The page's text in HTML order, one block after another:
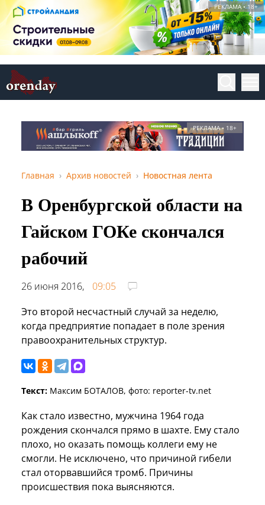
РЕКЛАМА • 18+
РЕКЛАМА • 18+
Главная Архив новостей Новостная лента
В Оренбургской области на
Гайском ГОКе скончался
рабочий
26 июня 2016,
09:05
Это второй несчастный случай за неделю,
когда предприятие попадает в поле зрения
правоохранительных структур.
Текст: Максим БОТАЛОВ, фото: reporter-tv.net
Как стало известно, мужчина 1964 года
рождения скончался прямо в шахте. Ему стало
плохо, но оказать помощь коллеги ему не
смогли. Не исключено, что причиной гибели
стал оторвавшийся тромб. Причины
происшествия пока выясняются.